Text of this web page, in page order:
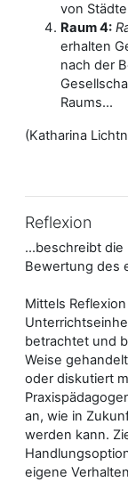
von
Raum 4:
erhalten
nach der
Raums...
(Katharina
Reflexion
...beschreibt
Bewertung des
Mittels
betrachtet und
Weise
oder diskutiert
an, wie in
werden kann.
eigene